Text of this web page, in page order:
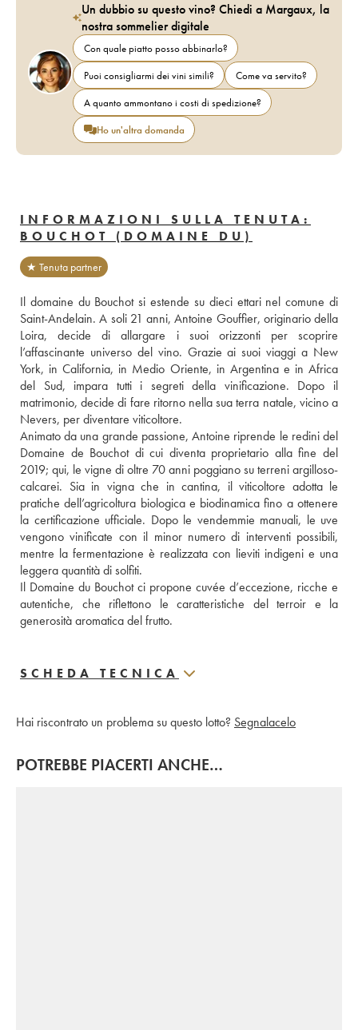
Un dubbio su questo vino? Chiedi a Margaux, la
nostra sommelier digitale
Con quale piatto posso abbinarlo?
Puoi consigliarmi dei vini simili?
Come va servito?
A quanto ammontano i costi di spedizione?
Ho un'altra domanda
INFORMAZIONI SULLA TENUTA:
BOUCHOT (DOMAINE DU)
★ Tenuta partner
Il domaine du Bouchot si estende su dieci ettari nel comune di
Saint-Andelain. A soli 21 anni, Antoine Gouffier, originario della
Loira, decide di allargare i suoi orizzonti per scoprire
l’affascinante universo del vino. Grazie ai suoi viaggi a New
York, in California, in Medio Oriente, in Argentina e in Africa
del Sud, impara tutti i segreti della vinificazione. Dopo il
matrimonio, decide di fare ritorno nella sua terra natale, vicino a
Nevers, per diventare viticoltore.
Animato da una grande passione, Antoine riprende le redini del
Domaine de Bouchot di cui diventa proprietario alla fine del
2019; qui, le vigne di oltre 70 anni poggiano su terreni argilloso-
calcarei. Sia in vigna che in cantina, il viticoltore adotta le
pratiche dell’agricoltura biologica e biodinamica fino a ottenere
la certificazione ufficiale. Dopo le vendemmie manuali, le uve
vengono vinificate con il minor numero di interventi possibili,
mentre la fermentazione è realizzata con lieviti indigeni e una
leggera quantità di solfiti.
Il Domaine du Bouchot ci propone cuvée d’eccezione, ricche e
autentiche, che riflettono le caratteristiche del terroir e la
generosità aromatica del frutto.
SCHEDA TECNICA
Hai riscontrato un problema su questo lotto? Segnalacelo
POTREBBE PIACERTI ANCHE…